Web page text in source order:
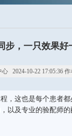
步，一只效果
2024-10-22 17:05:36 作
，这也是每个患者
以及专业的验配师